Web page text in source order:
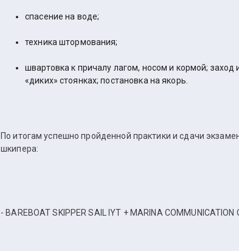
спасение на воде;
техника штормования;
швартовка к причалу лагом, носом и кормой; заход
«диких» стоянках; постановка на якорь.
По итогам успешно пройденной практики и сдачи
шкипера:
- BAREBOAT SKIPPER SAIL IYT + MARINA